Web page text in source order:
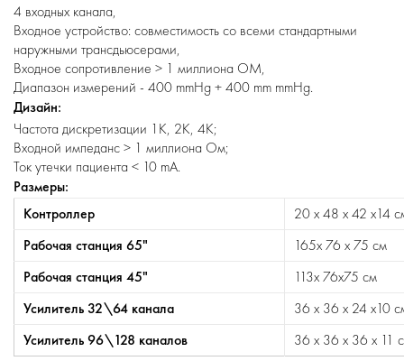
4 входных канала,
Входное устройство: совместимость со всеми стандартными
наружными трансдьюсерами,
Входное сопротивление > 1 миллиона ОМ,
Диапазон измерений - 400 mmHg + 400 mm mmHg.
Дизайн:
Частота дискретизации 1К, 2К, 4К;
Входной импеданс > 1 миллиона Ом;
Ток утечки пациента < 10 mA.
Размеры:
Контроллер
20 х 48 х 42 х14
Рабочая станция 65"
165x 76 x 75 cм
Рабочая станция 45"
113x 76x75 см
Усилитель 32\64 канала
36 х 36 х 24 х10
Усилитель 96\128 каналов
36 х 36 х 36 х 11